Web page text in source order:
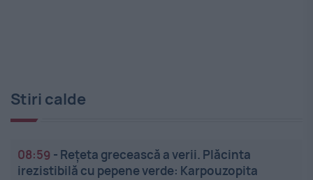
Stiri calde
08:59 - Rețeta grecească a verii. Plăcinta
irezistibilă cu pepene verde: Karpouzopita